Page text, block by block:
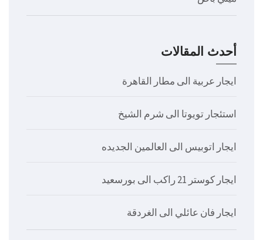
أحدث المقالات
ايجار عربية الى مطار القاهرة
استئجار تويوتا الى شرم الشيخ
ايجار اتوبيس الى العالمين الجديده
ايجار كوستر 21 راكب الى بورسعيد
ايجار فان عائلي الى الغردقة